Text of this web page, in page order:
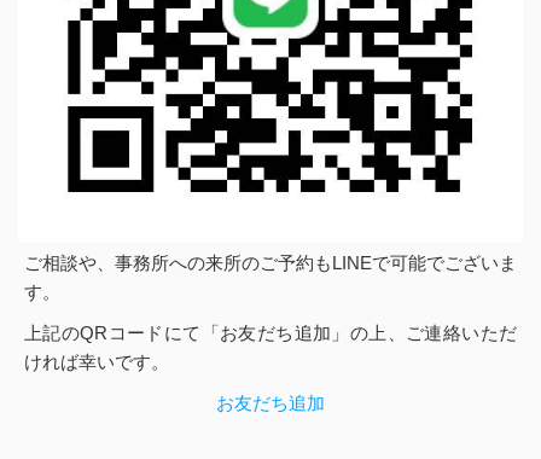
ご相談や、事務所への来所のご予約もLINEで可能でございま
す。
上記のQRコードにて「お友だち追加」の上、ご連絡いただ
ければ幸いです。
お友だち追加